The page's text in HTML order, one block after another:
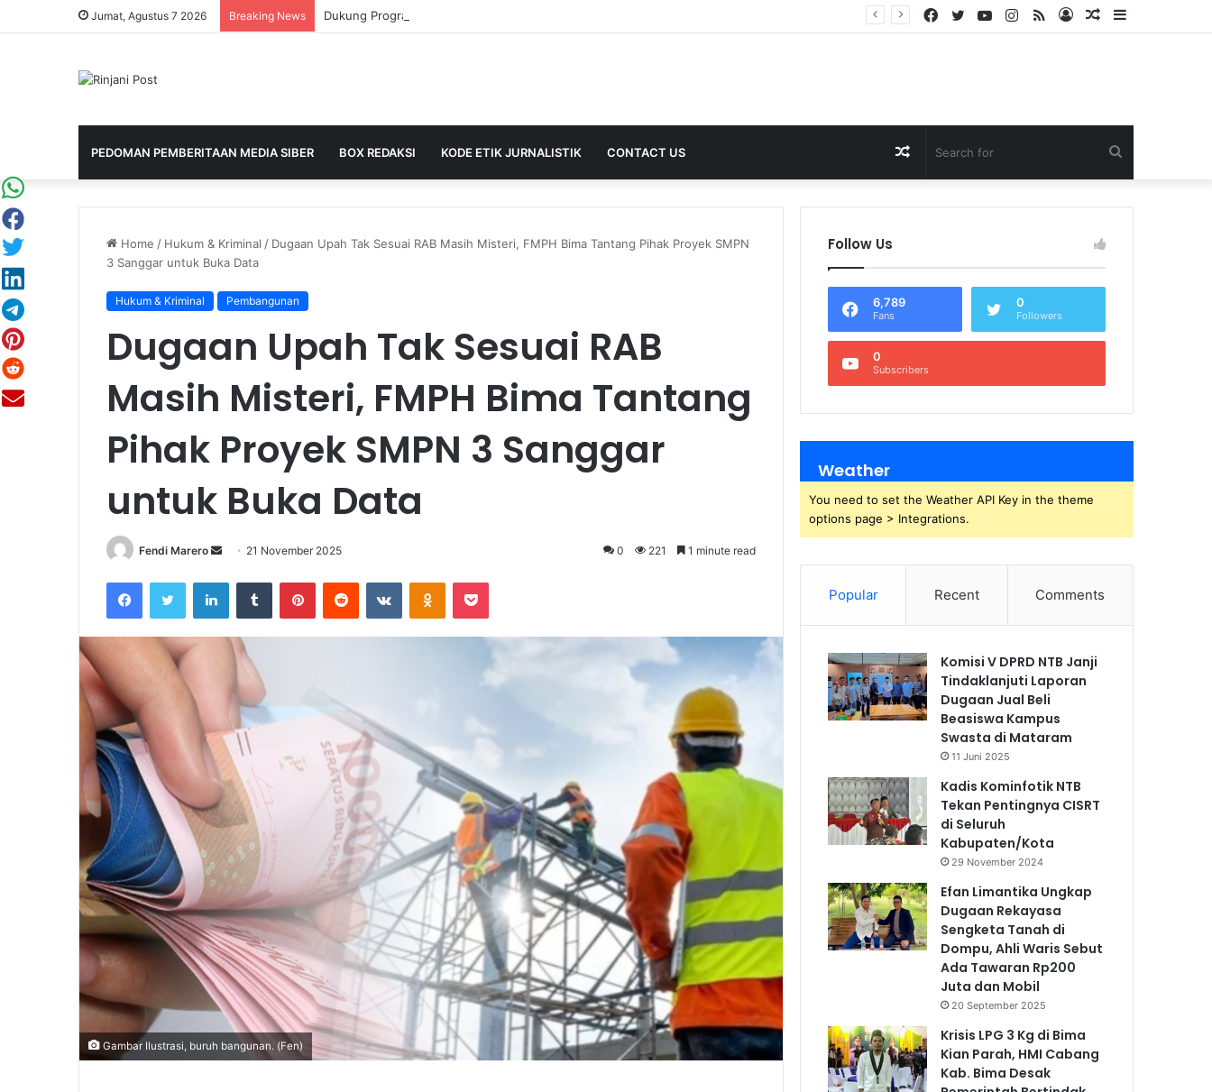
Jumat, Agustus 7 2026 Breaking News
Random
Log
RSS
Instagram
YouTube
Twitter
Facebook
PEDOMAN PEMBERITAAN MEDIA SIBER BOX REDAKSI KODE ETIK JURNALISTIK CONTACT US
for
Random
Article
Home / Hukum & Kriminal / Dugaan Upah Tak Sesuai RAB Masih Misteri, FMPH Bima Tantang Pihak Proyek SMPN
3 Sanggar untuk Buka Data
Hukum & Kriminal Pembangunan
Dugaan Upah Tak Sesuai RAB
Masih Misteri, FMPH Bima Tantang
Pihak Proyek SMPN 3 Sanggar
untuk Buka Data
Fendi Marero
Send21 November 2025 0 221 1 minute read
FacebookTwitter LinkedIn Tumblr PinterestReddit VKontakteOdnoklassniki
Gambar Ilustrasi, buruh bangunan. (Fen)
Follow Us
6,789
Fans
0
Followers
0
Subscribers
Weather
You need to set the Weather API Key in the theme
options page > Integrations.
Popular Recent Comments
Komisi V DPRD NTB Janji
Tindaklanjuti Laporan
Dugaan Jual Beli
Beasiswa Kampus
Swasta di Mataram
11 Juni 2025
Kadis Kominfotik NTB
Tekan Pentingnya CISRT
di Seluruh
Kabupaten/Kota
29 November 2024
Efan Limantika Ungkap
Dugaan Rekayasa
Sengketa Tanah di
Dompu, Ahli Waris Sebut
Ada Tawaran Rp200
Juta dan Mobil
20 September 2025
Krisis LPG 3 Kg di Bima
Kian Parah, HMI Cabang
Kab. Bima Desak